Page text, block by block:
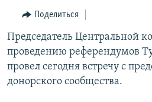
Вернутся
поиску
КЫРГЫЗЧА
ЎЗБЕКЧА
ТОҶИКӢ
TÜRKMENÇE
Все сайты РСЕ/РС
Поделиться
Председатель Центральной
проведению референдумов
провел сегодня встречу с
донорского сообщества.